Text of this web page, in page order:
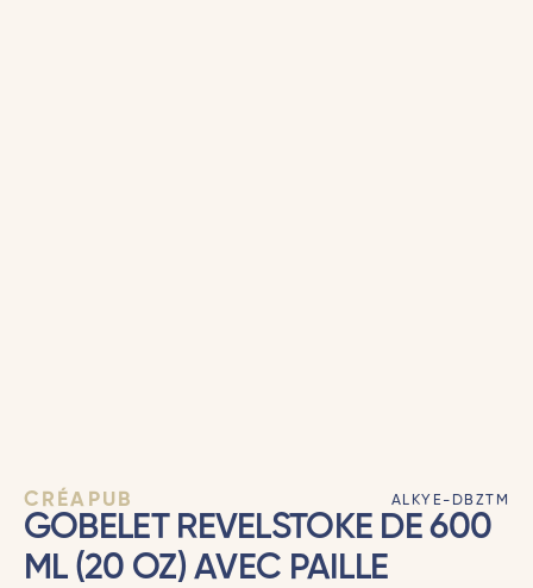
CRÉAPUB ALKYE-DBZTM
GOBELET REVELSTOKE DE 600
ML (20 OZ) AVEC PAILLE